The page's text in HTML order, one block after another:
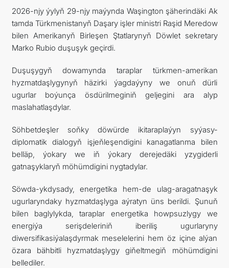
TOURISM
İLETIŞIM
2026-njy ýylyň 29-njy maýynda Waşington şäherindäki Ak
tamda Türkmenistanyň Daşary işler ministri Raşid Meredow
bilen Amerikanyň Birleşen Ştatlarynyň Döwlet sekretary
Marko Rubio duşuşyk geçirdi.
Duşuşygyň dowamynda taraplar türkmen-amerikan
hyzmatdaşlygynyň häzirki ýagdaýyny we onuň dürli
ugurlar boýunça ösdürilmeginiň geljegini ara alyp
maslahatlaşdylar.
Söhbetdeşler soňky döwürde ikitaraplaýyn syýasy-
diplomatik dialogyň işjeňleşendigini kanagatlanma bilen
belläp, ýokary we iň ýokary derejedäki yzygiderli
gatnaşyklaryň möhümdigini nygtadylar.
Söwda-ykdysady, energetika hem-de ulag-aragatnaşyk
ugurlaryndaky hyzmatdaşlyga aýratyn üns berildi. Şunuň
bilen baglylykda, taraplar energetika howpsuzlygy we
energiýa serişdeleriniň iberiliş ugurlaryny
diwersifikasiýalaşdyrmak meselelerini hem öz içine alýan
özara bähbitli hyzmatdaşlygy giňeltmegiň möhümdigini
bellediler.